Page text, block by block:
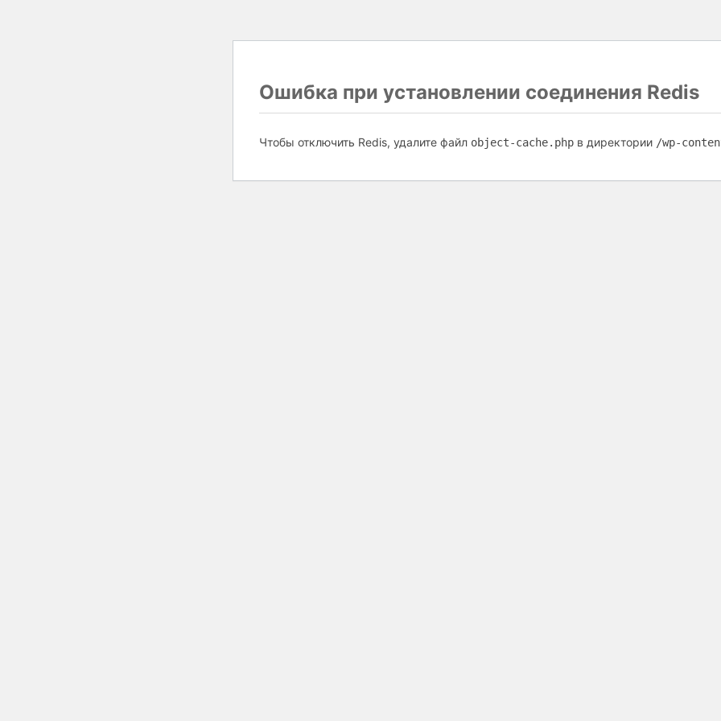
Ошибка при установлении соединения Redis
Чтобы отключить Redis, удалите файл object-cache.php в директории /wp-